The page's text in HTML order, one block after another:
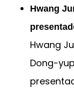
Hwang
Hwang
Dong-